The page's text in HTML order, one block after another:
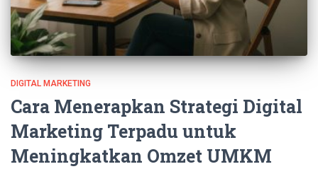
DIGITAL MARKETING
Cara Menerapkan Strategi Digital
Marketing Terpadu untuk
Meningkatkan Omzet UMKM